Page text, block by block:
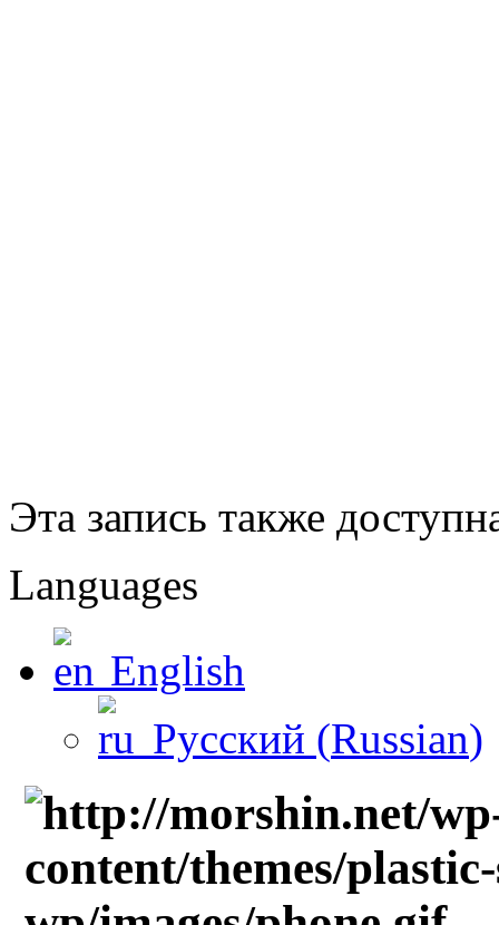
Эта запись также
Languages
English
Русский (Russian)